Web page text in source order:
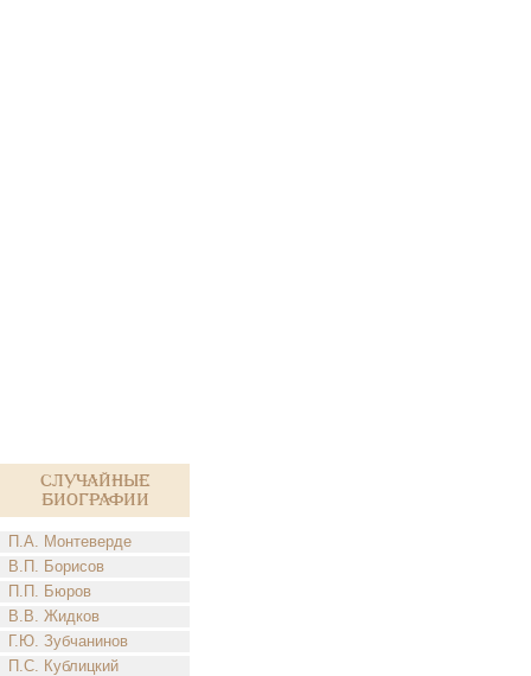
Случайные
биографии
П.А. Монтеверде
В.П. Борисов
П.П. Бюров
В.В. Жидков
Г.Ю. Зубчанинов
П.С. Кублицкий